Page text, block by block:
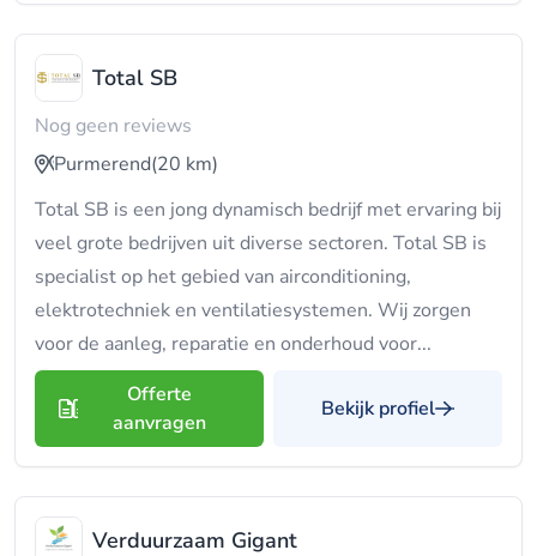
Total SB
Nog geen reviews
Purmerend(20 km)
Total SB is een jong dynamisch bedrijf met ervaring bij
veel grote bedrijven uit diverse sectoren. Total SB is
specialist op het gebied van airconditioning,
elektrotechniek en ventilatiesystemen. Wij zorgen
voor de aanleg, reparatie en onderhoud voor...
Offerte
aanvragen
Bekijk profiel
Verduurzaam Gigant